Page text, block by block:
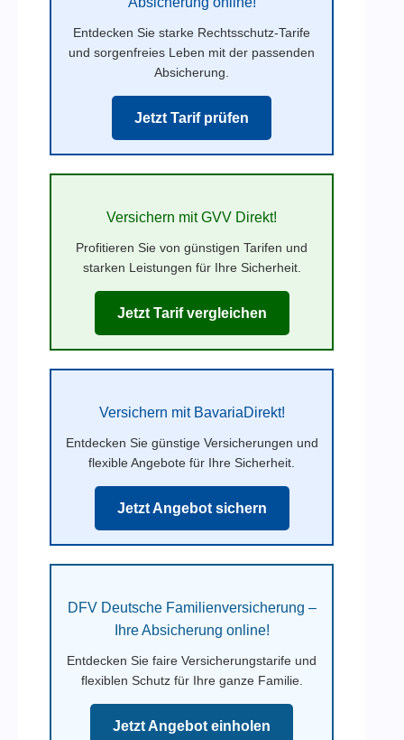
Entdecken Sie starke Rechtsschutz-Tarife
und sorgenfreies Leben mit der passenden
Absicherung.
Jetzt Tarif prüfen
Versichern mit GVV Direkt!
Profitieren Sie von günstigen Tarifen und
starken Leistungen für Ihre Sicherheit.
Jetzt Tarif vergleichen
Versichern mit BavariaDirekt!
Entdecken Sie günstige Versicherungen und
flexible Angebote für Ihre Sicherheit.
Jetzt Angebot sichern
DFV Deutsche Familienversicherung –
Ihre Absicherung online!
Entdecken Sie faire Versicherungstarife und
flexiblen Schutz für Ihre ganze Familie.
Jetzt Angebot einholen